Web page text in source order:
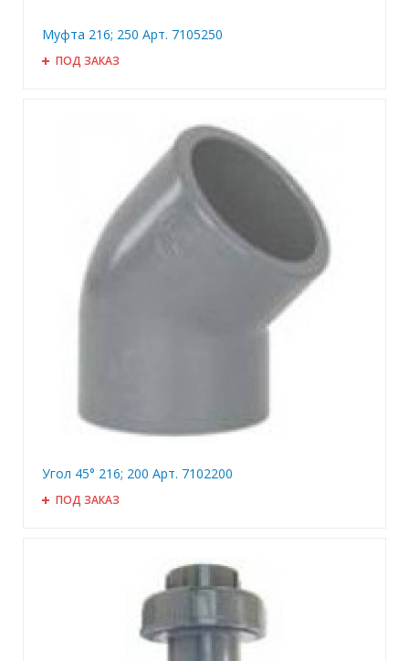
Муфта 216; 250 Арт. 7105250
ПОД ЗАКАЗ
Угол 45° 216; 200 Арт. 7102200
ПОД ЗАКАЗ